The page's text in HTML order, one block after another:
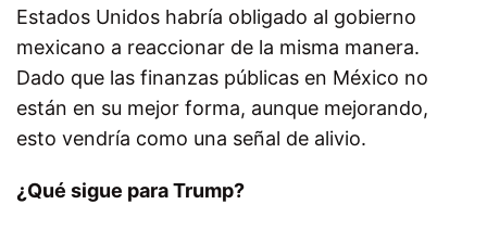
Estados Unidos habría obligado al gobierno
mexicano a reaccionar de la misma manera.
Dado que las finanzas públicas en México no
están en su mejor forma, aunque mejorando,
esto vendría como una señal de alivio.
¿Qué sigue para Trump?